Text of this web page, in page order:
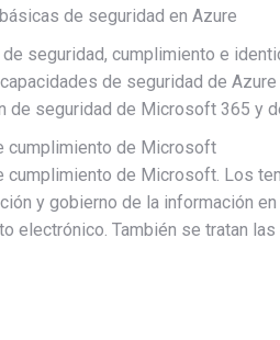
de seguridad en Azure
de seguridad, cumplimiento e
capacidades de seguridad de
de seguridad de Microsoft 365 y
cumplimiento de Microsoft
cumplimiento de Microsoft. Los
y gobierno de la información
electrónico. También se tratan